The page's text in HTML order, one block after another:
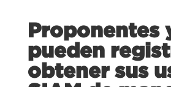
Proponentes
pueden
obtener sus